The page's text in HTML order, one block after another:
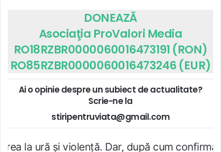
DONEAZĂ
Asociaţia ProValori Media
RO18RZBR0000060016473191 (RON)
RO85RZBR0000060016473246 (EUR)
Ai o opinie despre un subiect de actualitate?
Scrie-ne la
stiripentruviata@gmail.com
şi violenţă. Dar, după cum confirmă şi